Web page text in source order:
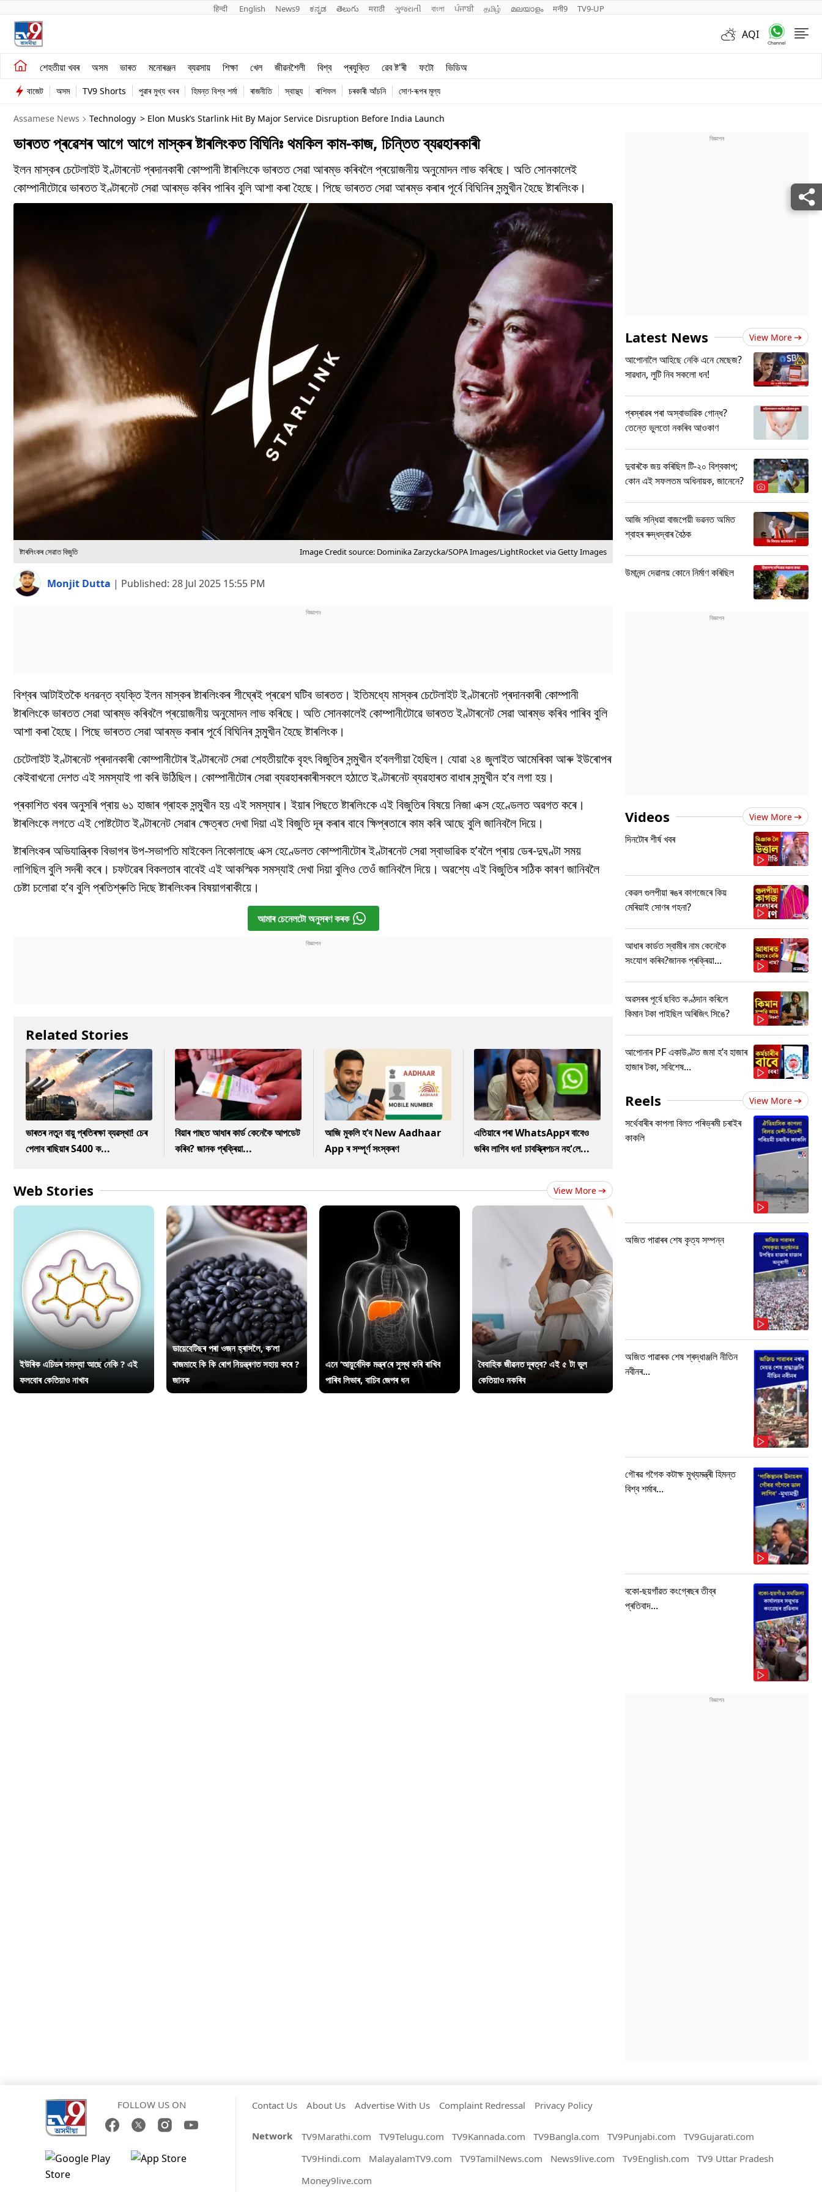
हिन्दी English News9 ಕನ್ನಡ తెలుగు मराठी ગુજરાતી বাংলা ਪੰਜਾਬੀ தமிழ் മലയാളം मनी9 TV9-UP
AQI
শেহতীয়া খবৰ অসম ভাৰত মনোৰঞ্জন ব্যৱসায় শিক্ষা খেল জীৱনশৈলী বিশ্ব প্ৰযুক্তি ৱেব ষ্ট'ৰী ফটো ভিডিঅ
শেহতীয়া খবৰ
অসম
ভাৰত
ব্যৱসায়
খেল
জীৱনশৈলী
বাজেট অসম TV9 Shorts পুৱাৰ মুখ্য খবৰ হিমন্ত বিশ্ব শৰ্মা ৰাজনীতি স্বাস্থ্য ৰাশিফল চৰকাৰী আঁচনি সোণ-ৰূপৰ মূল্য
Assamese News Technology > Elon Musk’s Starlink Hit By Major Service Disruption Before India Launch
ভাৰতত প্ৰৱেশৰ আগে আগে মাস্কৰ ষ্টাৰলিংকত বিঘিনিঃ থমকিল কাম-কাজ, চিন্তিত ব্যৱহাৰকাৰী
ইলন মাস্কৰ চেটেলাইট ইণ্টাৰনেট প্ৰদানকাৰী কোম্পানী ষ্টাৰলিংকে ভাৰতত সেৱা আৰম্ভ কৰিবলৈ প্ৰয়োজনীয় অনুমোদন লাভ কৰিছে। অতি সোনকালেই
কোম্পানীটোৱে ভাৰতত ইণ্টাৰনেট সেৱা আৰম্ভ কৰিব পাৰিব বুলি আশা কৰা হৈছে। পিছে ভাৰতত সেৱা আৰম্ভ কৰাৰ পূৰ্বে বিঘিনিৰ সন্মুখীন হৈছে ষ্টাৰলিংক।
ষ্টাৰলিংকৰ সেৱাত বিজুতি Image Credit source: Dominika Zarzycka/SOPA Images/LightRocket via Getty Images
Monjit Dutta | Published: 28 Jul 2025 15:55 PM
বিশ্বৰআটাইতকৈ ধনৱন্তব্যক্তিইলনমাস্কৰষ্টাৰলিংকৰশীঘ্ৰেইপ্ৰৱেশঘটিবভাৰতত। ইতিমধ্যেমাস্কৰ চেটেলাইট ইণ্টাৰনেট প্ৰদানকাৰীকোম্পানী
ষ্টাৰলিংকে ভাৰতত সেৱা আৰম্ভ কৰিবলৈ প্ৰয়োজনীয় অনুমোদন লাভ কৰিছে। অতি সোনকালেইকোম্পানীটোৱে ভাৰতত ইণ্টাৰনেট সেৱা আৰম্ভ কৰিব পাৰিববুলি
আশাকৰাহৈছে। পিছে ভাৰতত সেৱা আৰম্ভ কৰাৰ পূৰ্বেবিঘিনিৰসন্মুখীনহৈছেষ্টাৰলিংক।
চেটেলাইটইণ্টাৰনেটপ্ৰদানকাৰীকোম্পানীটোৰ ইণ্টাৰনেট সেৱা শেহতীয়াকৈবৃহৎ বিজুতিৰ সন্মুখীন হ’বলগীয়া হৈছিল। যোৱা ২৪ জুলাইত আমেৰিকা আৰু ইউৰোপৰ
কেইবাখনো দেশতএইসমস্যাই গাকৰিউঠিছিল। কোম্পানীটোৰসেৱা ব্যৱহাৰকাৰীসকলে হঠাতে ইণ্টাৰনেটব্যৱহাৰতবাধাৰসন্মুখীনহ’বলগাহয় ।
প্ৰকাশিতখবৰঅনুসৰি প্ৰায় ৬১ হাজাৰ গ্ৰাহকসন্মুখীনহয় এই সমস্যাৰ। ইয়াৰপিছতে ষ্টাৰলিংকে এই বিজুতিৰ বিষয়ে নিজা এক্স হেণ্ডেলত অৱগতকৰে।
ষ্টাৰলিংকেলগতেএইপোষ্টটোতইণ্টাৰনেটসেৱাৰক্ষেত্ৰতদেখাদিয়াএইবিজুতিদূৰকৰাৰবাবে ক্ষিপ্ৰতাৰে কাম কৰি আছেবুলিজানিবলৈদিয়ে।
ষ্টাৰলিংকৰ অভিযান্ত্ৰিক বিভাগৰ উপ-সভাপতি মাইকেল নিকোলাছেএক্স হেণ্ডেলতকোম্পানীটোৰইণ্টাৰনেট সেৱা স্বাভাৱিক হ’বলৈ প্ৰায় ডেৰ-দুঘণ্টা সময়
লাগিছিলবুলিসদৰীকৰে। চফটৱেৰ বিকলতাৰবাবেইএইআকস্মিকসমস্যাইদেখাদিয়াবুলিও তেওঁজানিবলৈদিয়ে । অৱশ্যে এই বিজুতিৰসঠিক কাৰণ জানিবলৈ
চেষ্টাচলোৱাহ’ববুলি প্ৰতিশ্ৰুতি দিছেষ্টাৰলিংকৰবিষয়াগৰাকীয়ে।
আমাৰ চেনেলটো অনুসৰণ কৰক
Related Stories
ভাৰতৰ নতুন বায়ু প্ৰতিৰক্ষা ব্যৱস্থা! চেৰ
পেলাব ৰাছিয়াৰ S400 ক...
বিয়াৰ পাছত আধাৰ কাৰ্ড কেনেকৈ আপডেট
কৰিব? জানক প্ৰক্ৰিয়া...
আজি মুকলি হ’ব New Aadhaar
App ৰ সম্পূৰ্ণ সংস্কৰণ
এতিয়াৰে পৰা WhatsAppৰ বাবেও
ভৰিব লাগিব ধন! চাবস্ক্ৰিপচন নহ'লে...
Web Stories View More
ইউৰিক এচিডৰ সমস্যা আছে নেকি ? এই
ফলবোৰ কেতিয়াও নাখাব
ডায়েবেটিছৰ পৰা ওজন হ্ৰাসলৈ, ক’লা
ৰাজমাহে কি কি ৰোগ নিয়ন্ত্ৰণত সহায় কৰে ?
জানক
এনে ‘আয়ুৰ্বেদিক মন্ত্ৰ’ৰে সুস্থ কৰি ৰাখিব
পাৰিব লিভাৰ, বাচিব জেপৰ ধন
বৈবাহিক জীৱনত দূৰত্ব? এই ৫ টা ভুল
কেতিয়াও নকৰিব
Latest News View More
আপোনালৈ আহিছে নেকি এনে মেছেজ?
সাৱধান, লুটি নিব সকলো ধন!
প্ৰস্ৰাৱৰ পৰা অস্বাভাৱিক গোন্ধ?
তেন্তে ভুলতো নকৰিব আওকাণ
দুবাৰকৈ জয় কৰিছিল টি-২০ বিশ্বকাপ;
কোন এই সফলতম অধিনায়ক, জানেনে?
আজি সন্ধিয়া বাজপেয়ী ভৱনত অমিত
শ্বাহৰ ৰুদ্ধদ্বাৰ বৈঠক
উমানন্দ দেৱালয় কোনে নিৰ্মাণ কৰিছিল
Videos View More
দিনটোৰ শীৰ্ষ খবৰ
কেৱল গুলপীয়া ৰঙৰ কাগজেৰে কিয়
মেৰিয়াই সোণৰ গহনা?
আধাৰ কাৰ্ডত স্বামীৰ নাম কেনেকৈ
সংযোগ কৰিব?জানক প্ৰক্ৰিয়া...
অৱসৰৰ পূৰ্বে ছবিত কণ্ঠদান কৰিলে
কিমান টকা পাইছিল অৰিজিৎ সিঙে?
আপোনাৰ PF একাউণ্টত জমা হ’ব হাজাৰ
হাজাৰ টকা, সবিশেষ...
Reels View More
সৰ্থেবাৰীৰ কাপলা বিলত পৰিভ্ৰমী চৰাইৰ
কাকলি
অজিত পাৱাৰৰ শেষ কৃত্য সম্পন্ন
অজিত পাৱাৰক শেষ শ্ৰদ্ধাঞ্জলি নীতিন
নবীনৰ...
গৌৰৱ গগৈক কটাক্ষ মুখ্যমন্ত্ৰী হিমন্ত
বিশ্ব শৰ্মাৰ...
বকো-ছয়গাঁৱত কংগ্ৰেছৰ তীব্ৰ
প্ৰতিবাদ...
FOLLOW US ON Contact Us About Us Advertise With Us Complaint Redressal Privacy Policy
Network TV9Marathi.com TV9Telugu.com TV9Kannada.com TV9Bangla.com TV9Punjabi.com
TV9Gujarati.com
TV9Hindi.com
MalayalamTV9.com TV9TamilNews.com News9live.com Tv9English.com
TV9 Uttar Pradesh
Money9live.com